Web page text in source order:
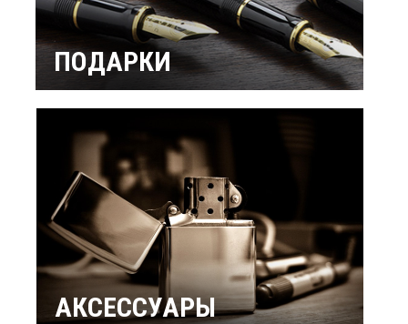
ПОДАРКИ
Повод / Событие
Зодиака
Подарок ребенку
Подарки по
профессиям и
увлечениям
Подарочный
сертификат
АКСЕССУАРЫ